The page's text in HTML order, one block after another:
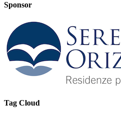
Sponsor
Tag Cloud